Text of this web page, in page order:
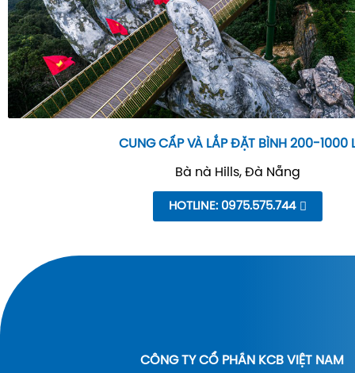
CUNG CẤP VÀ LẮP ĐẶT BÌNH 200-1000
Bà nà Hills, Đà Nẵng
HOTLINE: 0975.575.744
CÔNG TY CỔ PHẦN KCB VIỆT NAM